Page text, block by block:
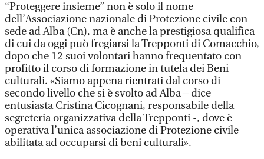
“Proteggere insieme” non è solo il nome
dell’Associazione nazionale di Protezione civile con
sede ad Alba (Cn), ma è anche la prestigiosa qualifica
di cui da oggi può fregiarsi la Trepponti di Comacchio,
dopo che 12 suoi volontari hanno frequentato con
profitto il corso di formazione in tutela dei Beni
culturali. «Siamo appena rientrati dal corso di
secondo livello che si è svolto ad Alba – dice
entusiasta Cristina Cicognani, responsabile della
segreteria organizzativa della Trepponti -, dove è
operativa l’unica associazione di Protezione civile
abilitata ad occuparsi di beni culturali».